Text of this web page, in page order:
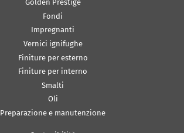
Golden Prestige
Fondi
Impregnanti
Vernici ignifughe
Finiture per esterno
Finiture per interno
Smalti
Oli
Preparazione e manutenzione